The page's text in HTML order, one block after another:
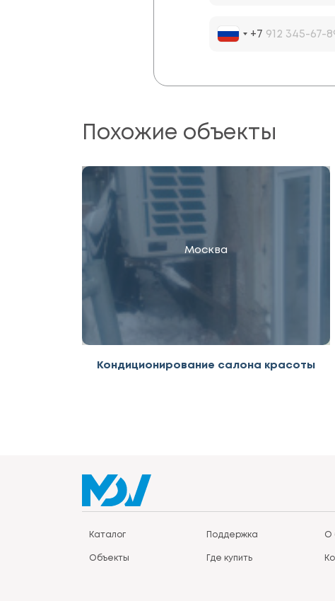
+7
Похожие объекты
Москва
Кондиционирование салона красоты
Каталог Поддержка О
Объекты Где купить